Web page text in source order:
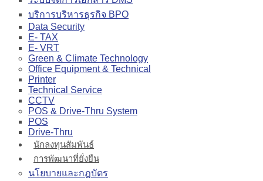
บริการบริหารธุรกิจ BPO
Data Security
E- TAX
E- VRT
Green & Climate Technology
Office Equipment & Technical
Printer
Technical Service
CCTV
POS & Drive-Thru System
POS
Drive-Thru
นักลงทุนสัมพันธ์
การพัฒนาที่ยั่งยืน
นโยบายและกฎบัตร